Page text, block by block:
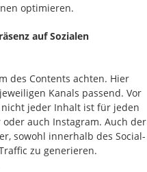
optimieren.
auf Sozialen
des Contents achten. Hier
Kanals passend. Vor
nicht jeder Inhalt ist für jeden
auch Instagram. Auch der
sowohl innerhalb des Social-
zu generieren.